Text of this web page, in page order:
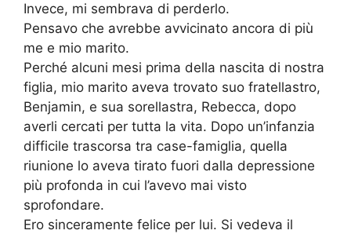
Invece, mi sembrava di perderlo.
Pensavo che avrebbe avvicinato ancora di più
me e mio marito.
Perché alcuni mesi prima della nascita di nostra
figlia, mio marito aveva trovato suo fratellastro,
Benjamin, e sua sorellastra, Rebecca, dopo
averli cercati per tutta la vita. Dopo un’infanzia
difficile trascorsa tra case-famiglia, quella
riunione lo aveva tirato fuori dalla depressione
più profonda in cui l’avevo mai visto
sprofondare.
Ero sinceramente felice per lui. Si vedeva il